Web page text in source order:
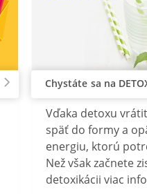
Chystáte sa na
Vďaka detoxu
späť do formy a
energiu, ktorú
Než však začnete
detoxikácii viac